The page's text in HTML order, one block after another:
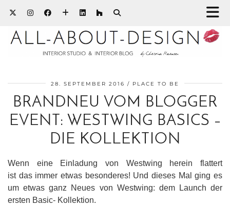
28. SEPTEMBER 2016 PLACE TO BE
BRANDNEU VOM BLOGGER
EVENT: WESTWING BASICS –
DIE KOLLEKTION
Wenn eine Einladung von Westwing herein flattert
ist das immer etwas besonderes! Und dieses Mal ging es
um etwas ganz Neues von Westwing: dem Launch der
ersten Basic- Kollektion.